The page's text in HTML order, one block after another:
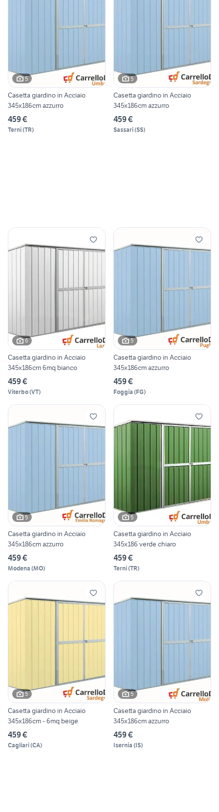
5
Casetta giardino in Acciaio
345x186cm azzurro
459 €
Terni(TR)
5
Casetta giardino in Acciaio
345x186cm azzurro
459 €
Sassari(SS)
6
Casetta giardino in Acciaio
345x186cm 6mq bianco
459 €
Viterbo(VT)
5
Casetta giardino in Acciaio
345x186cm azzurro
459 €
Foggia (FG)
5
Casetta giardino in Acciaio
345x186cm azzurro
459 €
Modena (MO)
5
Casetta giardino in Acciaio
345x186 verde chiaro
459 €
Terni(TR)
5
Casetta giardino in Acciaio
345x186cm - 6mq beige
459 €
Cagliari(CA)
5
Casetta giardino in Acciaio
345x186cm azzurro
459 €
Isernia (IS)